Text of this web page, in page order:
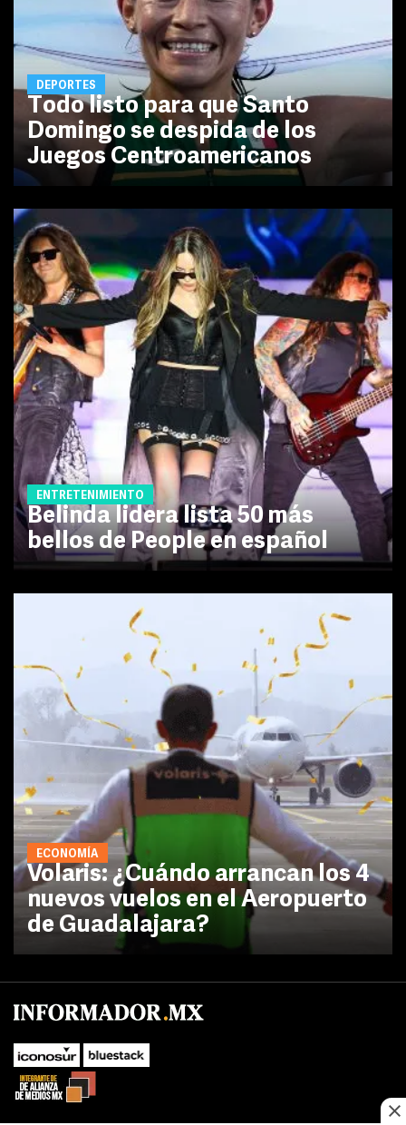
DEPORTES
Todo listo para que Santo
Domingo se despida de los
Juegos Centroamericanos
ENTRETENIMIENTO
Belinda lidera lista 50 más
bellos de People en español
ECONOMÍA
Volaris: ¿Cuándo arrancan los 4
nuevos vuelos en el Aeropuerto
de Guadalajara?